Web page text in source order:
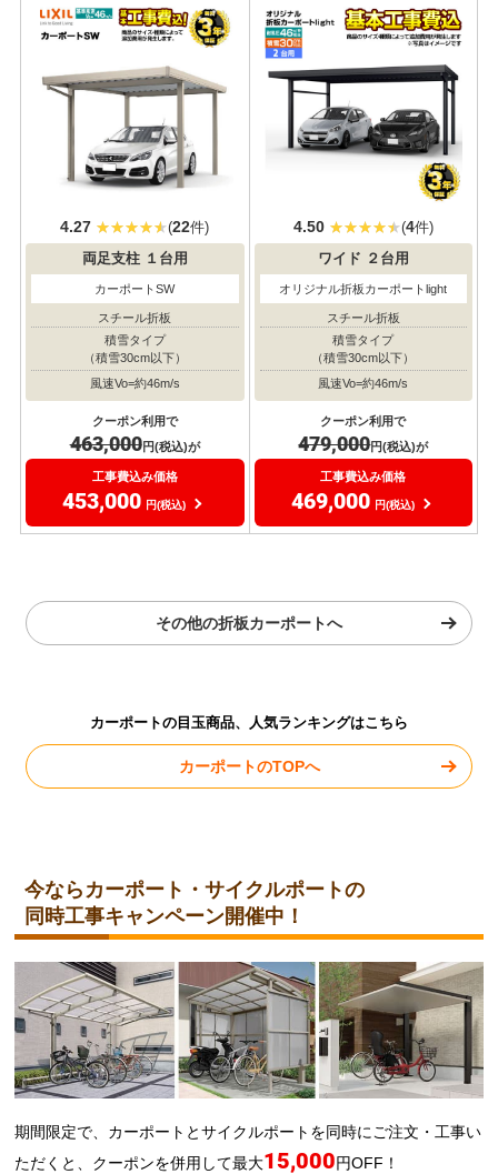
4.27 (22件)
両足支柱 １台用
カーポートSW
スチール折板
積雪タイプ
（積雪30cm以下）
風速Vo=約46m/s
クーポン利用で
463,000円(税込)が
工事費込み価格
453,000 円(税込)
4.50 (4件)
ワイド ２台用
オリジナル折板カーポートlight
スチール折板
積雪タイプ
（積雪30cm以下）
風速Vo=約46m/s
クーポン利用で
479,000円(税込)が
工事費込み価格
469,000 円(税込)
その他の折板カーポートへ
カーポートの目玉商品、人気ランキングはこちら
カーポートのTOPへ
今ならカーポート・サイクルポートの
同時工事キャンペーン開催中！
期間限定で、カーポートとサイクルポートを同時にご注文・工事い
ただくと、クーポンを併用して最大15,000円OFF！